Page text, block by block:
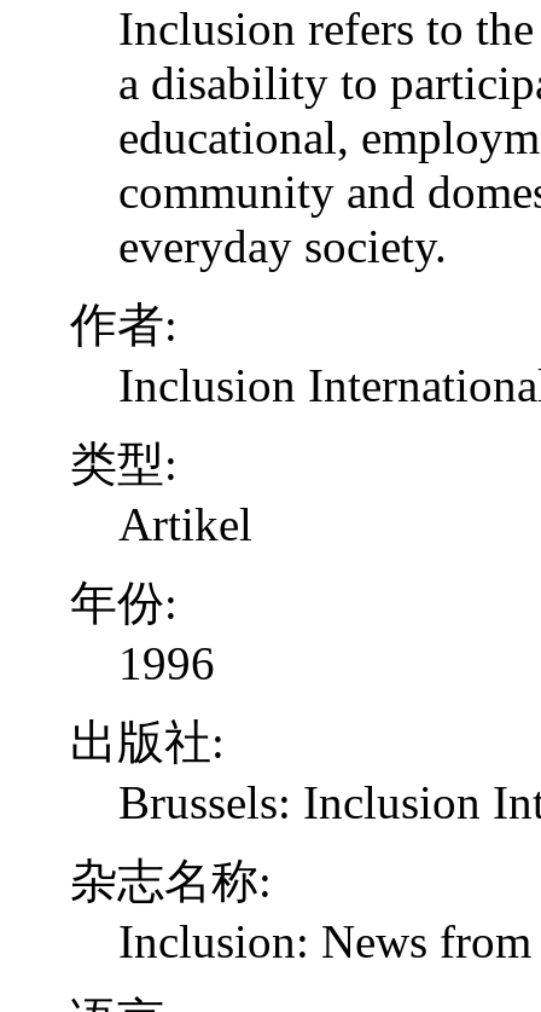
Inclusion refers to
a disability to
educational,
community and
everyday society.
作者:
Inclusion
类型:
Artikel
年份:
1996
出版社:
Brussels: Inclusion
杂志名称:
Inclusion: News